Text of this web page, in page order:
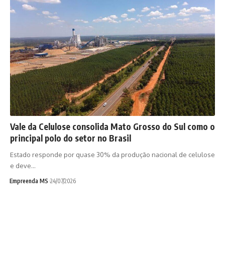
Vale da Celulose consolida Mato Grosso do Sul como o
principal polo do setor no Brasil
Estado responde por quase 30% da produção nacional de celulose
e deve…
Empreenda MS 24/07/2026